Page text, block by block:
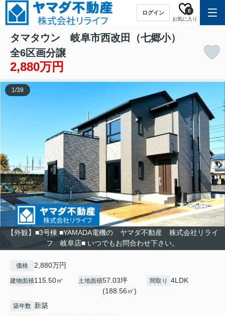
ログイン
お気に入り
0
タマタウン 岐阜市西改田（七郷小）
全6区画分譲
2,880万円
【外観】■3号棟 ■YAMADA電機の ヤマダ不動産 株式会社リライ
フ 岐阜店■ いつでもお問合わせ下さい。
1/39
価格 2,880万円
建物面積115.50㎡ 土地面積57.03坪
(188.56㎡)
間取り 4LDK
築年数 新築